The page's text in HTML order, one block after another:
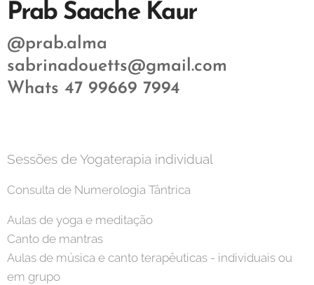
Prab Saache Kaur
@prab.alma
sabrinadouetts@gmail.com
Whats 47 99669 7994
Sessões de Yogaterapia individual
Consulta de Numerologia Tântrica
Aulas de yoga e meditação
Canto de mantras
Aulas de música e canto terapêuticas - individuais ou
em grupo